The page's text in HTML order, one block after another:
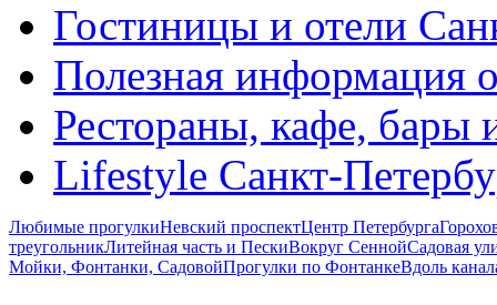
Гостиницы и отели
Полезная информация
Рестораны, кафе, бары
Lifestyle Санкт-
Любимые прогулкиНевский проспектЦентр Петербурга
треугольникЛитейная часть и ПескиВокруг СеннойСадовая
Мойки, Фонтанки, СадовойПрогулки по ФонтанкеВдоль